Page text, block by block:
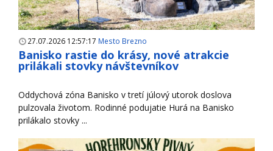
27.07.2026 12:57:17 Mesto Brezno
Banisko rastie do krásy, nové atrakcie
prilákali stovky návštevníkov
Oddychová zóna Banisko v tretí júlový utorok doslova
pulzovala životom. Rodinné podujatie Hurá na Banisko
prilákalo stovky ...